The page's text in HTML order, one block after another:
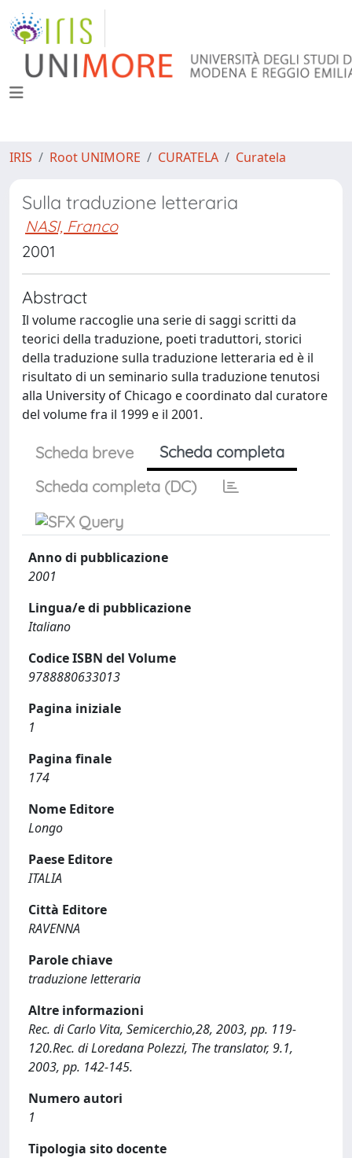
IRIS Root UNIMORE CURATELA Curatela
Sulla traduzione letteraria
NASI, Franco
2001
Abstract
Il volume raccoglie una serie di saggi scritti da
teorici della traduzione, poeti traduttori, storici
della traduzione sulla traduzione letteraria ed è il
risultato di un seminario sulla traduzione tenutosi
alla University of Chicago e coordinato dal curatore
del volume fra il 1999 e il 2001.
Scheda breve
Scheda completa
Scheda completa (DC)
Anno di pubblicazione
2001
Lingua/e di pubblicazione
Italiano
Codice ISBN del Volume
9788880633013
Pagina iniziale
1
Pagina finale
174
Nome Editore
Longo
Paese Editore
ITALIA
Città Editore
RAVENNA
Parole chiave
traduzione letteraria
Altre informazioni
Rec. di Carlo Vita, Semicerchio,28, 2003, pp. 119-
120.Rec. di Loredana Polezzi, The translator, 9.1,
2003, pp. 142-145.
Numero autori
1
Tipologia sito docente